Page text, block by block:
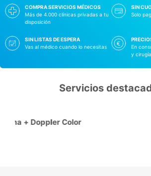
COMPRA SERVICIOS MÉDICOS
Más de 4.000 clínicas privadas a tu
disposición
SIN
Solo
SIN LISTAS DE ESPERA
Vas al médico cuando lo necesitas
En
y
Servicios
Consulta de Dermatología en